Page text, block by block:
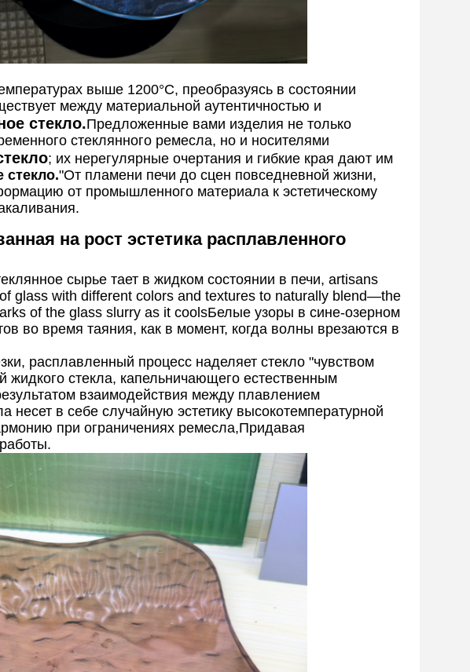
выше 1200°C, преобразуясь в состоянии
между материальной аутентичностью и
стекло.Предложенные вами изделия не только
стеклянного ремесла, но и носителями
; их нерегулярные очертания и гибкие края дают им
стекло."От пламени печи до сцен повседневной жизни,
от промышленного материала к эстетическому
на рост эстетика расплавленного
сырье тает в жидком состоянии в печи, artisans
glass with different colors and textures to naturally blend—the
of the glass slurry as it coolsБелые узоры в сине-озерном
во время таяния, как в момент, когда волны врезаются в
расплавленный процесс наделяет стекло "чувством
жидкого стекла, капельничающего естественным
взаимодействия между плавлением
несет в себе случайную эстетику высокотемпературной
при ограничениях ремесла,Придавая